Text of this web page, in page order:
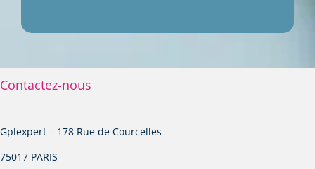
Contactez-nous
Gplexpert – 178 Rue de Courcelles
75017 PARIS